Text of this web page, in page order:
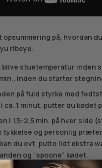
opsummering på, hvordan
ribeye.
blive stuetemperatur inden
inden du starter
på fuld styrke med
ca. 1 minut, putter du kødet
i 1,5-2,5 min. på hver side
tykkelse og personlig
du evt. putte lidt ekstra
og “spoone” kødet.